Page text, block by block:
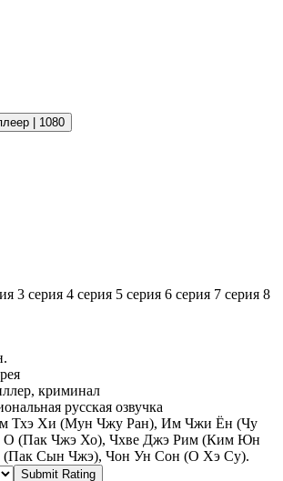
| 1080
3 серия 4 серия 5 серия 6 серия 7 серия 8
криминал
русская озвучка
Тхэ Хи (Мун Чжу Ран), Им Чжи Ён (Чу
(Пак Чжэ Хо), Чхве Джэ Рим (Ким Юн
(Пак Сын Чжэ), Чон Ун Сон (О Хэ Су).
Submit Rating